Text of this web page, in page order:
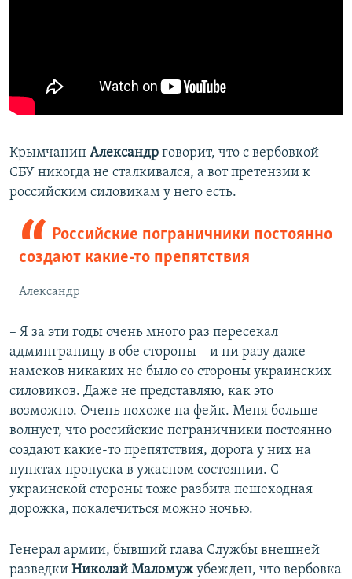
Крымчанин Александр говорит, что с вербовкой
СБУ никогда не сталкивался, а вот претензии к
российским силовикам у него есть.
Российские пограничники постоянно
создают какие-то препятствия
Александр
– Я за эти годы очень много раз пересекал
админграницу в обе стороны – и ни разу даже
намеков никаких не было со стороны украинских
силовиков. Даже не представляю, как это
возможно. Очень похоже на фейк. Меня больше
волнует, что российские пограничники постоянно
создают какие-то препятствия, дорога у них на
пунктах пропуска в ужасном состоянии. С
украинской стороны тоже разбита пешеходная
дорожка, покалечиться можно ночью.
Генерал армии, бывший глава Службы внешней
разведки Николай Маломуж убежден, что вербовка